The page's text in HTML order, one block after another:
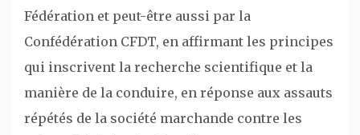
Fédération et peut-être aussi par la
Confédération CFDT, en affirmant les principes
qui inscrivent la recherche scientifique et la
manière de la conduire, en réponse aux assauts
répétés de la société marchande contre les